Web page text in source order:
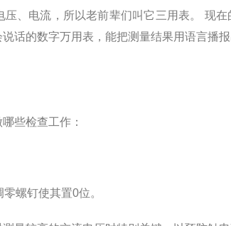
电流，所以老前辈们叫它三用表。 现在
话的数字万用表，能把测量结果用语言播报
些检查工作：
螺钉使其置0位。